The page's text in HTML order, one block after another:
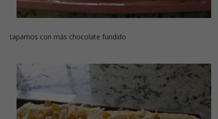
tapamos con más chocolate fundido